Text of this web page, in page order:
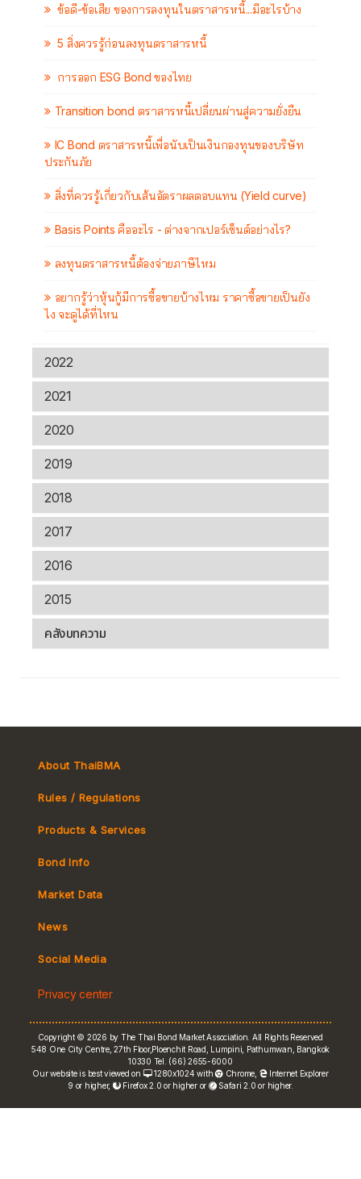
ข้อดี-ข้อเสีย ของการลงทุนในตราสารหนี้...มีอะไรบ้าง
5 สิ่งควรรู้ก่อนลงทุนตราสารหนี้
การออก ESG Bond ของไทย
Transition bond ตราสารหนี้เปลี่ยนผ่านสู่ความยั่งยืน
IC Bond ตราสารหนี้เพื่อนับเป็นเงินกองทุนของบริษัท
ประกันภัย
สิ่งที่ควรรู้เกี่ยวกับเส้นอัตราผลตอบแทน (Yield curve)
Basis Points คืออะไร - ต่างจากเปอร์เซ็นต์อย่างไร?
ลงทุนตราสารหนี้ต้องจ่ายภาษีไหม
อยากรู้ว่าหุ้นกู้มีการซื้อขายบ้างไหม ราคาซื้อขายเป็นยัง
ไง จะดูได้ที่ไหน
2022
2021
2020
2019
2018
2017
2016
2015
คลังบทความ
About ThaiBMA
Rules / Regulations
Tax
Products & Services
MeBond
e-bookbuilding
Bond Info
Market Data
Yield Curve
FRN Rate
Bond Price
News
Social Media
Privacy center
Copyright © 2026 by The Thai Bond Market Association. All Rights Reserved
548 One City Centre, 27th Floor,Ploenchit Road, Lumpini, Pathumwan, Bangkok
10330 Tel. (66) 2655-6000
Our website is best viewed on
1280x1024 with Chrome,
Internet Explorer
9 or higher,
Firefox 2.0 or higher or Safari 2.0 or higher.